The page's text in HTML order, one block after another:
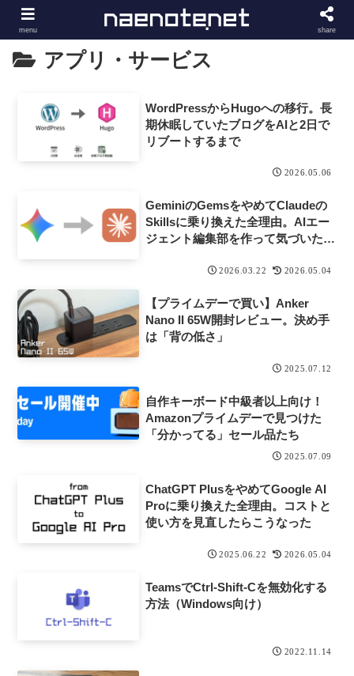
アプリ・サービス
WordPressからHugoへの移行。長
期休眠していたブログをAIと2日で
リブートするまで
2026.05.06
GeminiのGemsをやめてClaudeの
Skillsに乗り換えた全理由。AIエー
ジェント編集部を作って気づいたこ
2026.03.22 2026.05.04
【プライムデーで買い】Anker
Nano II 65W開封レビュー。決め手
は「背の低さ」
2025.07.12
自作キーボード中級者以上向け！
Amazonプライムデーで見つけた
「分かってる」セール品たち
2025.07.09
ChatGPT PlusをやめてGoogle AI
Proに乗り換えた全理由。コストと
使い方を見直したらこうなった
2025.06.22 2026.05.04
TeamsでCtrl-Shift-Cを無効化する
方法（Windows向け）
2022.11.14
menu share